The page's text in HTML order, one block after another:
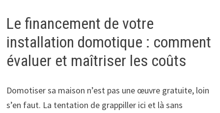
Le financement de votre
installation domotique : comment
évaluer et maîtriser les coûts
Domotiser sa maison n’est pas une œuvre gratuite, loin
s’en faut. La tentation de grappiller ici et là sans